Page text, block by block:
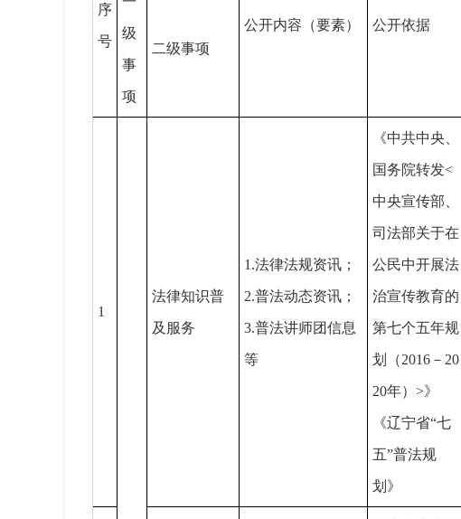
序
号
公开内容（要素） 公开依据
级
事
项
二级事项
1
法律知识普
及服务
1.法律法规资讯；
2.普法动态资讯；
3.普法讲师团信息
等
《中共中央、
国务院转发<
中央宣传部、
司法部关于在
公民中开展法
治宣传教育的
第七个五年规
划（2016－20
20年）>》
《辽宁省“七
五”普法规
划》